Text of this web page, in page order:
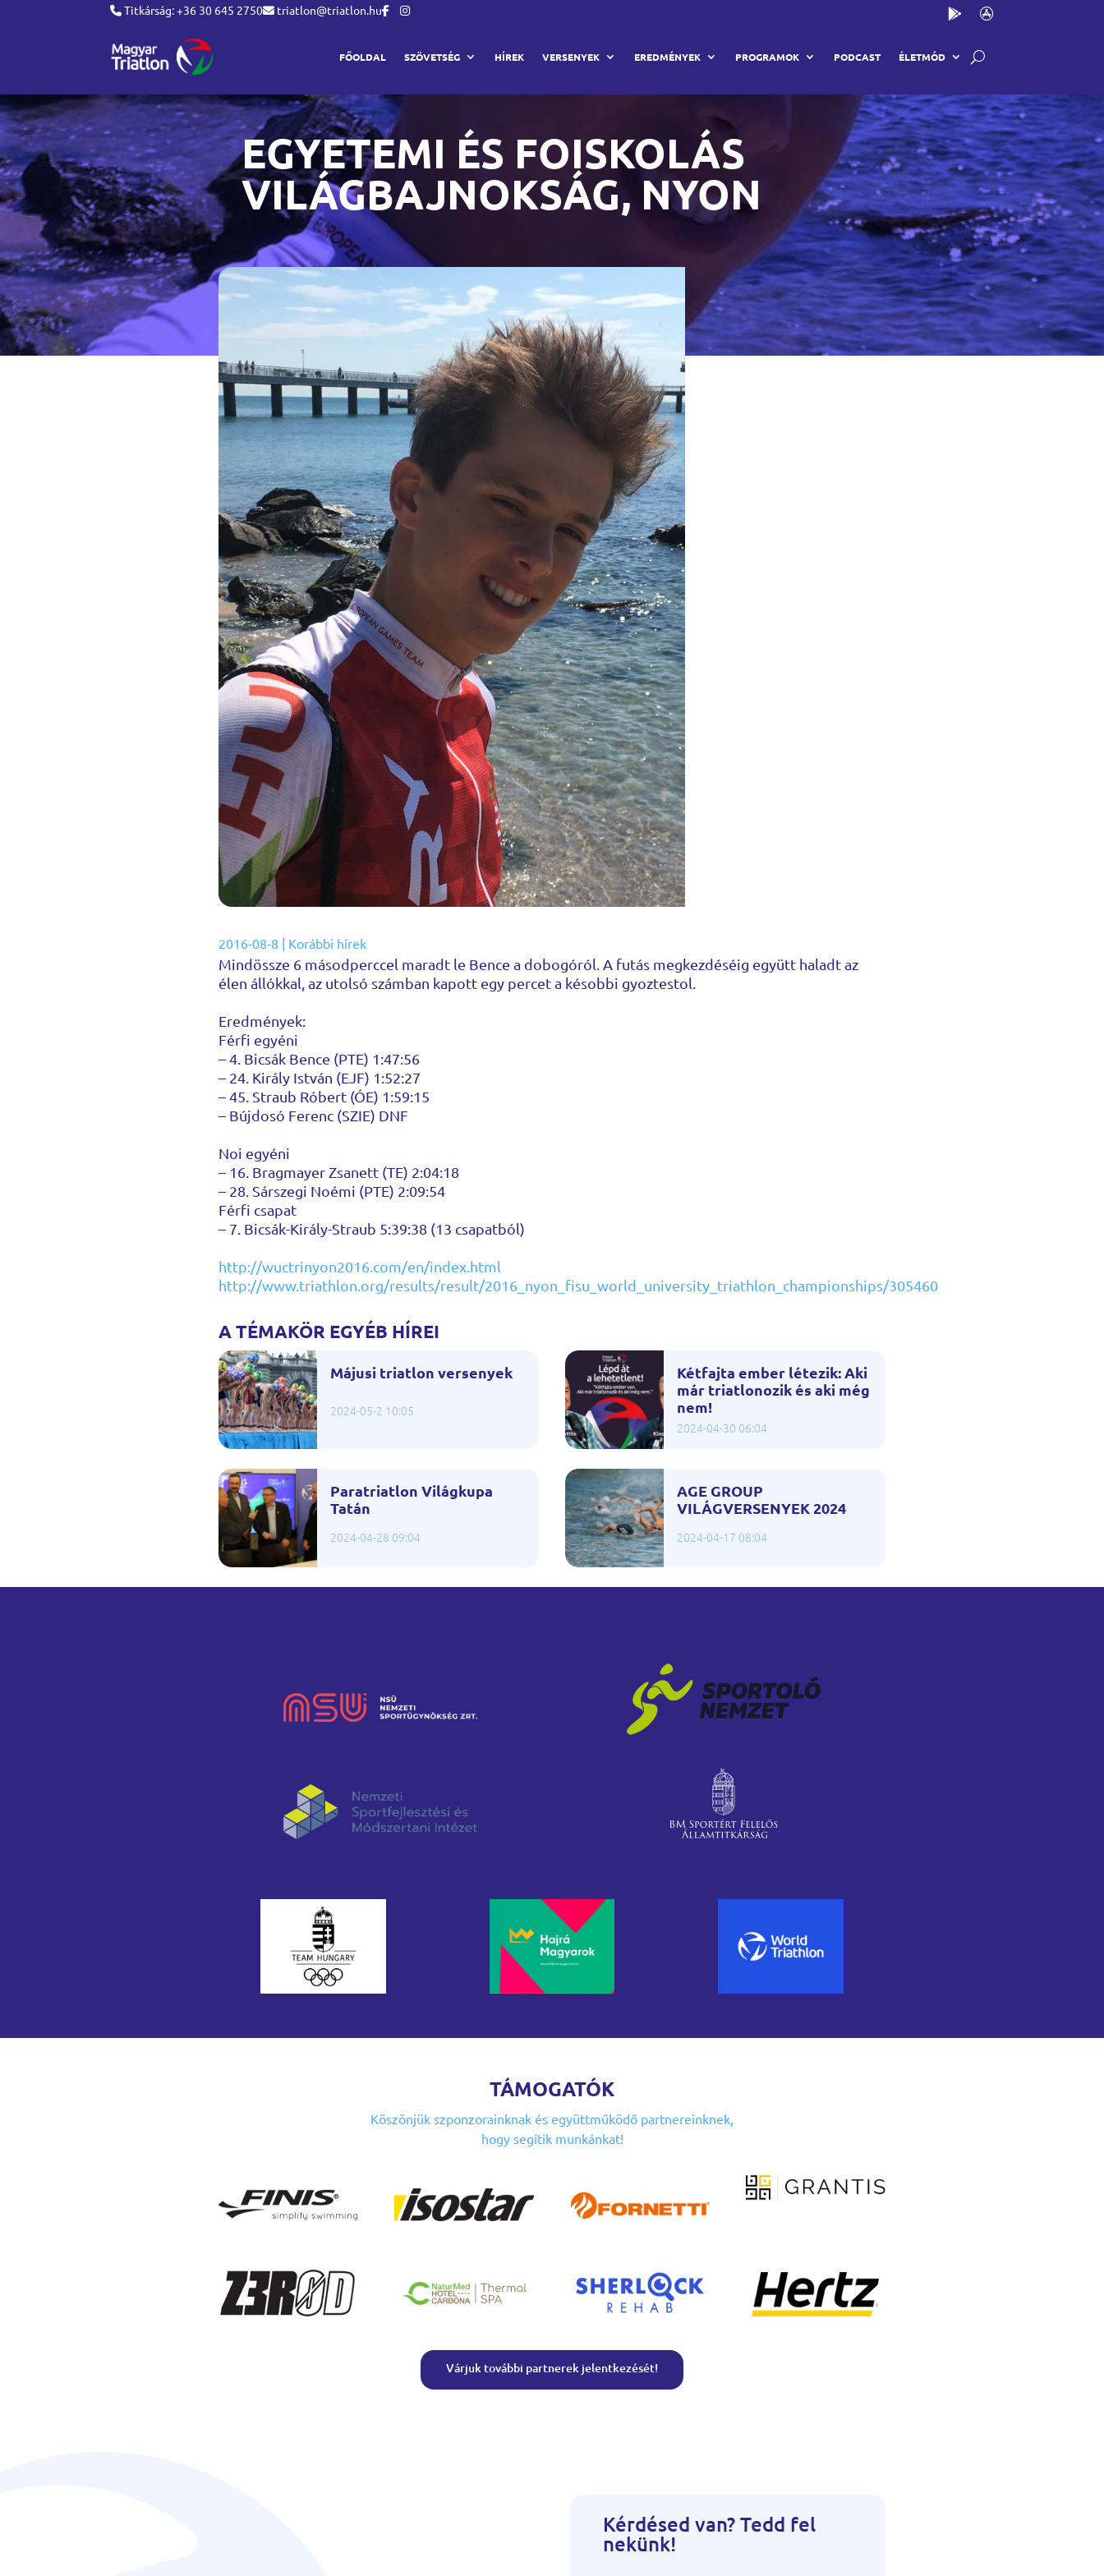
Titkárság: +36 30 645 2750 triatlon@triatlon.hu
FŐOLDAL SZÖVETSÉG HÍREK VERSENYEK EREDMÉNYEK PROGRAMOK PODCAST ÉLETMÓD
EGYETEMI ÉS FOISKOLÁS
VILÁGBAJNOKSÁG, NYON
2016-08-8 | Korábbi hírek
Mindössze 6 másodperccel maradt le Bence a dobogóról. A futás megkezdéséig együtt haladt az
élen állókkal, az utolsó számban kapott egy percet a késobbi gyoztestol.
Eredmények:
Férfi egyéni
– 4. Bicsák Bence (PTE) 1:47:56
– 24. Király István (EJF) 1:52:27
– 45. Straub Róbert (ÓE) 1:59:15
– Bújdosó Ferenc (SZIE) DNF
Noi egyéni
– 16. Bragmayer Zsanett (TE) 2:04:18
– 28. Sárszegi Noémi (PTE) 2:09:54
Férfi csapat
– 7. Bicsák-Király-Straub 5:39:38 (13 csapatból)
http://wuctrinyon2016.com/en/index.html
http://www.triathlon.org/results/result/2016_nyon_fisu_world_university_triathlon_championships/305460
A TÉMAKÖR EGYÉB HÍREI
Májusi triatlon versenyek
2024-05-2 10:05
Paratriatlon Világkupa
Tatán
2024-04-28 09:04
Kétfajta ember létezik: Aki
már triatlonozik és aki még
nem!
2024-04-30 06:04
AGE GROUP
VILÁGVERSENYEK 2024
2024-04-17 08:04
TÁMOGATÓK
Köszönjük szponzorainknak és együttműködő partnereinknek,
hogy segítik munkánkat!
Várjuk további partnerek jelentkezését!
Kérdésed van? Tedd fel
nekünk!